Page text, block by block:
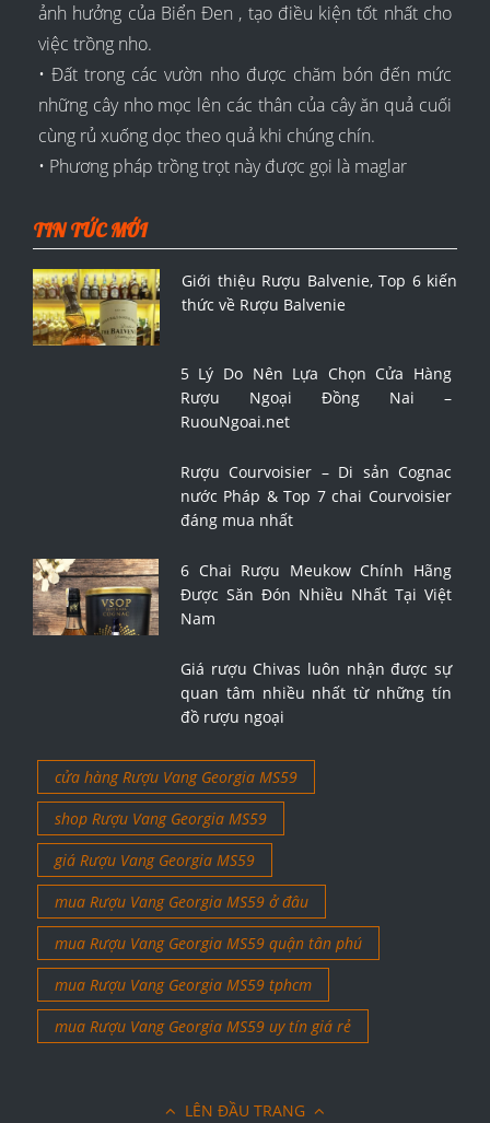
ảnh hưởng của Biển Đen , tạo điều kiện tốt nhất cho
việc trồng nho.
• Đất trong các vườn nho được chăm bón đến mức
những cây nho mọc lên các thân của cây ăn quả cuối
cùng rủ xuống dọc theo quả khi chúng chín.
• Phương pháp trồng trọt này được gọi là maglar
TIN TỨC MỚI
Giới thiệu Rượu Balvenie, Top 6 kiến
thức về Rượu Balvenie
5 Lý Do Nên Lựa Chọn Cửa Hàng
Rượu Ngoại Đồng Nai –
RuouNgoai.net
Rượu Courvoisier – Di sản Cognac
nước Pháp & Top 7 chai Courvoisier
đáng mua nhất
6 Chai Rượu Meukow Chính Hãng
Được Săn Đón Nhiều Nhất Tại Việt
Nam
Giá rượu Chivas luôn nhận được sự
quan tâm nhiều nhất từ những tín
đồ rượu ngoại
cửa hàng Rượu Vang Georgia MS59
shop Rượu Vang Georgia MS59
giá Rượu Vang Georgia MS59
mua Rượu Vang Georgia MS59 ở đâu
mua Rượu Vang Georgia MS59 quận tân phú
mua Rượu Vang Georgia MS59 tphcm
mua Rượu Vang Georgia MS59 uy tín giá rẻ
LÊN ĐẦU TRANG